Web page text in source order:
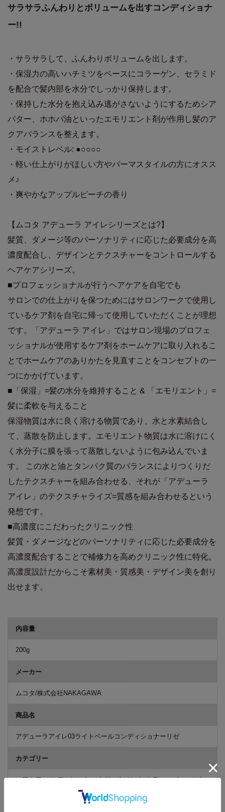
サラサラふんわりとボリュームを出すコンディショナ
ー!!
・サラサラして、ふんわりボリュームを出します。
・保湿力の高いハチミツをベースにコラーゲン、セラミド
を配合で髪内部を水分でしっかり保持します。
・保持した水分を抱え込み逃がさないようにするためシア
バター、ホホバ油といったエモリエント剤が作用し髪のア
クアバランスを整えます。
・モイストレベル: ●○○○○
・軽い仕上がりがほしい方やパーマスタイルの方にオスス
メ♪
・爽やかなアップルピーチの香り
【ムコタ アデューラ アイレシリーズとは?】
髪質、ダメージ等のパーソナリティに応じた必要成分を高
濃度配合し、デザインとテクスチャーをコントロールする
ヘアケアシリーズ。
■プロフェッショナルが行うヘアケアを自宅でも
サロンでの仕上がりを保つためにはサロンワークで使用し
ているケア剤を自宅に帰って使用していただくことが理想
です。「アデューラ アイレ」ではサロン現場のプロフェ
ッショナルが使用するケア剤をホームケアに取り入れるこ
とでホームケアのありかたを見直すことをコンセプトの一
つにかかげています。
■「保湿」=髪の水分を維持すること & 「エモリエント」=
髪に柔軟を与えること
保湿物質は水に良く溶ける物質であり、水と水素結合し
て、蒸散を防止します。エモリエント物質は水に溶けにく
く水分子に膜を張って蒸散しないように包み込んでいま
す。 この水と油とタンパク質のバランスによりつくりだ
したテクスチャーを組み合わせる、それが「アデューラ
アイレ」のテクスチャライズ=質感を組み合わせるという
発想です。
■高濃度にこだわったクリニック性
髪質・ダメージなどのパーソナリティに応じた必要成分を
高濃度配合することで補修力を高めクリニック性に特化。
高濃度設計だからこそ素材美・質感美・デザイン美を創り
出せます。
内容量
200g
メーカー
ムコタ/株式会社NAKAGAWA
商品名
アデューラアイレ03ライトベールコンディショナーリゼ
カテゴリー
ヘアケア コンディショナー トリートメント カラー、パーマスタ